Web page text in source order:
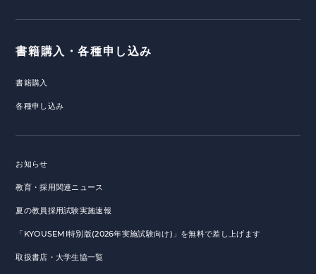
書籍購入・各種申し込み
書籍購入
各種申し込み
お知らせ
教育・採用関連ニュース
夏の教員採用試験実施速報
「KYOUSEMI特別版(2026年実施試験向け)」を無料で差し上げます
取扱書店・大学生協一覧